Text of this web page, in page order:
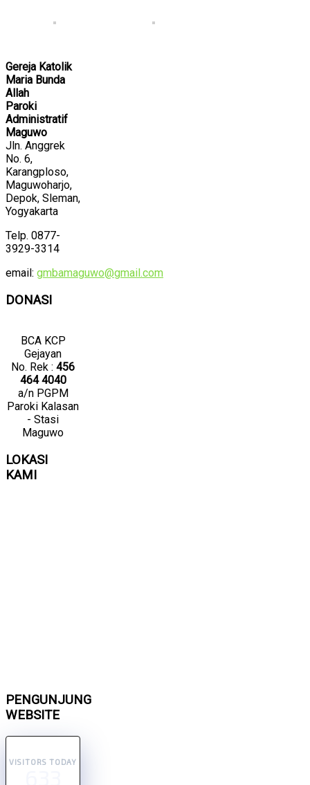
Gereja Katolik
Maria Bunda
Allah
Paroki
Administratif
Maguwo
Jln. Anggrek
No. 6,
Karangploso,
Maguwoharjo,
Depok, Sleman,
Yogyakarta
Telp. 0877-
3929-3314
email: gmbamaguwo@gmail.com
DONASI
BCA KCP
Gejayan
No. Rek : 456
464 4040
a/n PGPM
Paroki Kalasan
- Stasi
Maguwo
LOKASI
KAMI
PENGUNJUNG
WEBSITE
VISITORS TODAY